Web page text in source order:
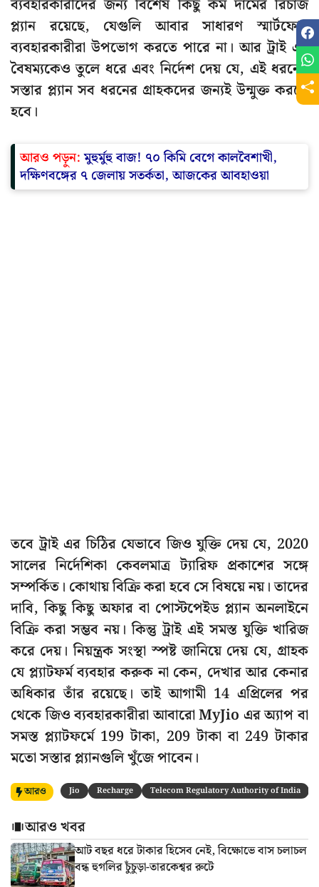
ব্যবহারকারীদের জন্য বিশেষ কিছু কম দামের রিচার্জ
প্ল্যান রয়েছে, যেগুলি আবার সাধারণ স্মার্টফোন
ব্যবহারকারীরা উপভোগ করতে পারে না। আর ট্রাই এই
বৈষম্যকেও তুলে ধরে এবং নির্দেশ দেয় যে, এই ধরনের
সস্তার প্ল্যান সব ধরনের গ্রাহকদের জন্যই উন্মুক্ত করতে
হবে।
আরও পড়ুন:মুহুর্মুহু বাজ! ৭০ কিমি বেগে কালবৈশাখী,
দক্ষিণবঙ্গের ৭ জেলায় সতর্কতা, আজকের আবহাওয়া
তবে ট্রাই এর চিঠির যেভাবে জিও যুক্তি দেয় যে, 2020
সালের নির্দেশিকা কেবলমাত্র ট্যারিফ প্রকাশের সঙ্গে
সম্পর্কিত। কোথায় বিক্রি করা হবে সে বিষয়ে নয়। তাদের
দাবি, কিছু কিছু অফার বা পোস্টপেইড প্ল্যান অনলাইনে
বিক্রি করা সম্ভব নয়। কিন্তু ট্রাই এই সমস্ত যুক্তি খারিজ
করে দেয়। নিয়ন্ত্রক সংস্থা স্পষ্ট জানিয়ে দেয় যে, গ্রাহক
যে প্ল্যাটফর্ম ব্যবহার করুক না কেন, দেখার আর কেনার
অধিকার তাঁর রয়েছে। তাই আগামী 14 এপ্রিলের পর
থেকে জিও ব্যবহারকারীরা আবারো MyJio এর অ্যাপ বা
সমস্ত প্ল্যাটফর্মে 199 টাকা, 209 টাকা বা 249 টাকার
মতো সস্তার প্ল্যানগুলি খুঁজে পাবেন।
আরও Jio Recharge Telecom Regulatory Authority of India
আরও খবর
আট বছর ধরে টাকার হিসেব নেই, বিক্ষোভে বাস চলাচল
বন্ধ হুগলির চুঁচুড়া-তারকেশ্বর রুটে